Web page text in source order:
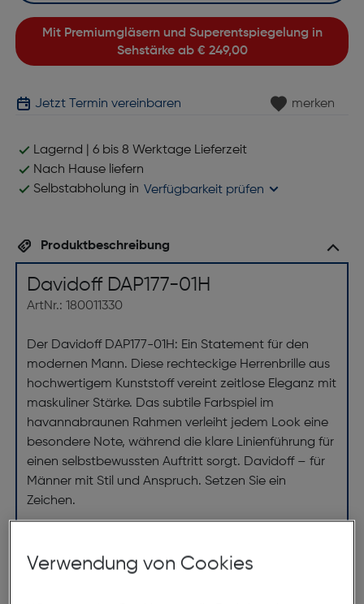
Mit Premiumgläsern und Superentspiegelung in
Sehstärke ab € 249,00
Jetzt Termin vereinbaren merken
Lagernd | 6 bis 8 Werktage Lieferzeit
Nach Hause liefern
Selbstabholung in Verfügbarkeit prüfen
Produktbeschreibung
Davidoff DAP177-01H
ArtNr.: 180011330
Der Davidoff DAP177-01H: Ein Statement für den
modernen Mann. Diese rechteckige Herrenbrille aus
hochwertigem Kunststoff vereint zeitlose Eleganz mit
maskuliner Stärke. Das subtile Farbspiel im
havannabraunen Rahmen verleiht jedem Look eine
besondere Note, während die klare Linienführung für
einen selbstbewussten Auftritt sorgt. Davidoff – für
Männer mit Stil und Anspruch. Setzen Sie ein
Zeichen.
Abmessungen
Verwendung von Cookies